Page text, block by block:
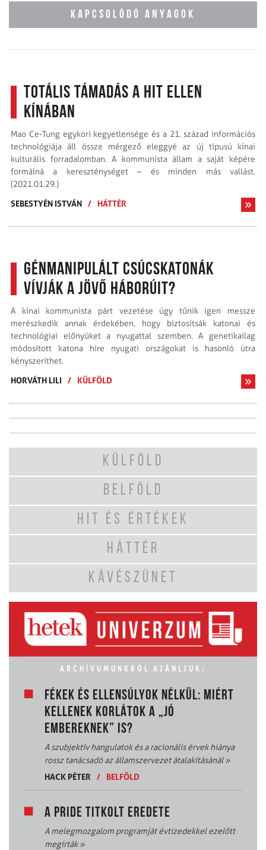
KAPCSOLÓDÓ ANYAGOK
Totális támadás a hit ellen
Kínában
Mao Ce-Tung egykori kegyetlensége és a 21. század információs
technológiája áll össze mérgező eleggyé az új típusú kínai
kulturális forradalomban. A kommunista állam a saját képére
formálná a kereszténységet – és minden más vallást.
(2021.01.29.)
SEBESTYÉN ISTVÁN / HÁTTÉR
Génmanipulált csúcskatonák
vívják a jövő háborúit?
A kínai kommunista párt vezetése úgy tűnik igen messze
merészkedik annak érdekében, hogy biztosítsák katonai és
technológiai előnyüket a nyugattal szemben. A genetikailag
módosított katona híre nyugati országokat is hasonló útra
kényszeríthet.
HORVÁTH LILI
/ KÜLFÖLD
KÜLFÖLD
BELFÖLD
HIT ÉS ÉRTÉKEK
HÁTTÉR
KÁVÉSZÜNET
ARCHÍVUMUNKBÓL AJÁNLJUK:
FÉKEK ÉS ELLENSÚLYOK NÉLKÜL: MIÉRT
KELLENEK KORLÁTOK A „JÓ
EMBEREKNEK” IS?
A szubjektív hangulatok és a racionális érvek hiánya
rossz tanácsadó az államszervezet átalakításánál»
HACK PÉTER
/ BELFÖLD
A PRIDE TITKOLT EREDETE
A melegmozgalom programját évtizedekkel ezelőtt
megírták»